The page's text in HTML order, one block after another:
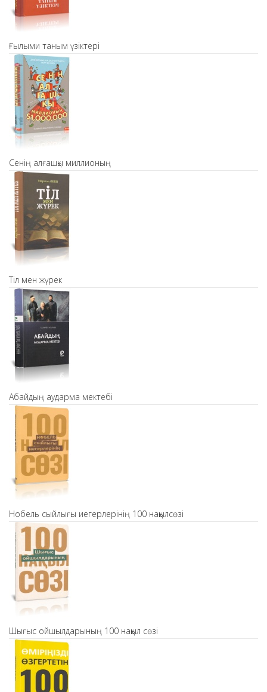
Ғылыми таным үзіктері
Сенің алғашқы миллионың
Тіл мен жүрек
Абайдың аударма мектебі
Нобель сыйлығы иегерлерінің 100 нақылсөзі
Шығыс ойшылдарының 100 нақыл сөзі